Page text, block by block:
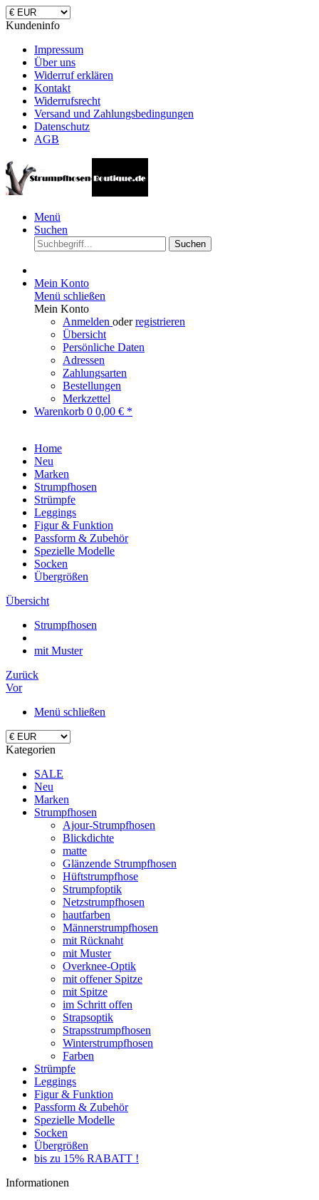
Kundeninfo
Impressum
Über uns
Widerruf erklären
Kontakt
Widerrufsrecht
Versand und Zahlungsbedingungen
Datenschutz
AGB
Menü
Suchen
Suchen
Mein Konto
Menü schließen
Mein Konto
Anmelden oderregistrieren
Übersicht
Persönliche Daten
Adressen
Zahlungsarten
Bestellungen
Merkzettel
Warenkorb 0 0,00 € *
Home
Neu
Marken
Strumpfhosen
Strümpfe
Leggings
Figur & Funktion
Passform & Zubehör
Spezielle Modelle
Socken
Übergrößen
Übersicht
Strumpfhosen
mit Muster
Zurück
Vor
Menü schließen
Kategorien
SALE
Neu
Marken
Strumpfhosen
Ajour-Strumpfhosen
Blickdichte
matte
Glänzende Strumpfhosen
Hüftstrumpfhose
Strumpfoptik
Netzstrumpfhosen
hautfarben
Männerstrumpfhosen
mit Rücknaht
mit Muster
Overknee-Optik
mit offener Spitze
mit Spitze
im Schritt offen
Strapsoptik
Strapsstrumpfhosen
Winterstrumpfhosen
Farben
Strümpfe
Leggings
Figur & Funktion
Passform & Zubehör
Spezielle Modelle
Socken
Übergrößen
bis zu 15% RABATT !
Informationen